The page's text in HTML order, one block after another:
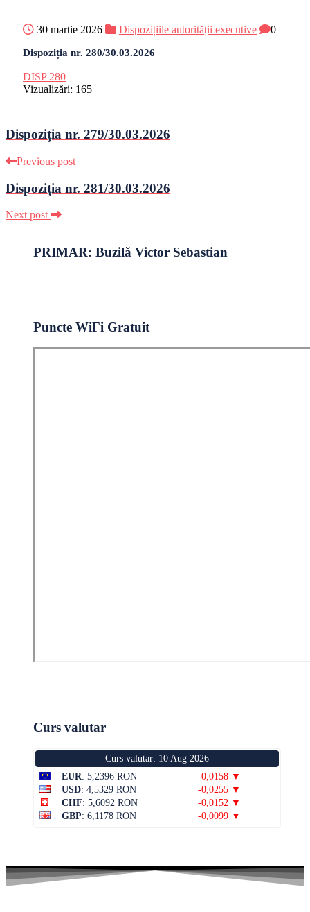
30 martie 2026 Dispozițiile autorității executive 0
Dispoziția nr. 280/30.03.2026
DISP 280
Vizualizări: 165
Dispoziția nr. 279/30.03.2026
Previous post
Dispoziția nr. 281/30.03.2026
Next post
PRIMAR: Buzilă Victor Sebastian
Puncte WiFi Gratuit
Curs valutar
Curs valutar: 10 Aug 2026
EUR: 5,2396 RON
-0,0158 ▼
USD: 4,5329 RON
-0,0255 ▼
CHF: 5,6092 RON
-0,0152 ▼
GBP: 6,1178 RON -0,0099 ▼